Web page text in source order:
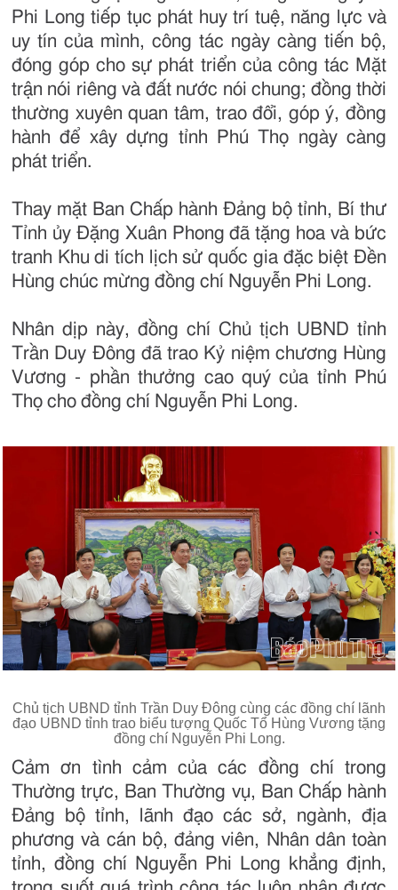
Phi Long tiếp tục phát huy trí tuệ, năng lực và
uy tín của mình, công tác ngày càng tiến bộ,
đóng góp cho sự phát triển của công tác Mặt
trận nói riêng và đất nước nói chung; đồng thời
thường xuyên quan tâm, trao đổi, góp ý, đồng
hành để xây dựng tỉnh Phú Thọ ngày càng
phát triển.
Thay mặt Ban Chấp hành Đảng bộ tỉnh, Bí thư
Tỉnh ủy Đặng Xuân Phong đã tặng hoa và bức
tranh Khu di tích lịch sử quốc gia đặc biệt Đền
Hùng chúc mừng đồng chí Nguyễn Phi Long.
Nhân dịp này, đồng chí Chủ tịch UBND tỉnh
Trần Duy Đông đã trao Kỷ niệm chương Hùng
Vương - phần thưởng cao quý của tỉnh Phú
Thọ cho đồng chí Nguyễn Phi Long.
Chủ tịch UBND tỉnh Trần Duy Đông cùng các đồng chí lãnh
đạo UBND tỉnh trao biểu tượng Quốc Tổ Hùng Vương tặng
đồng chí Nguyễn Phi Long.
Cảm ơn tình cảm của các đồng chí trong
Thường trực, Ban Thường vụ, Ban Chấp hành
Đảng bộ tỉnh, lãnh đạo các sở, ngành, địa
phương và cán bộ, đảng viên, Nhân dân toàn
tỉnh, đồng chí Nguyễn Phi Long khẳng định,